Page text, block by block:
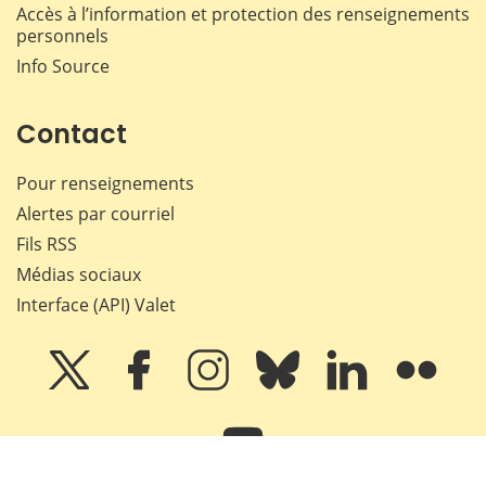
Accès à l’information et protection des renseignements
personnels
Info Source
Contact
Pour renseignements
Alertes par courriel
Fils RSS
Médias sociaux
Interface (API) Valet